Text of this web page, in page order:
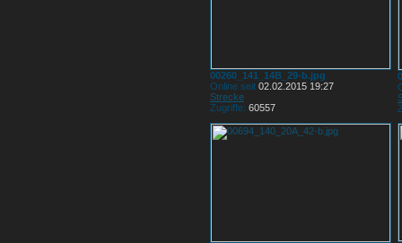
00260_141_14B_29-b.jpg
Online seit 02.02.2015 19:27
Strecke
Zugriffe: 60557